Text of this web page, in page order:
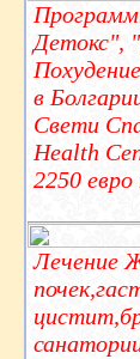
Детокс",
в
Свети
Health
2250 евро
Лечение